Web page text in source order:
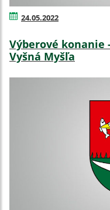
24.05.2022
Výberové
Vyšná Myšľa